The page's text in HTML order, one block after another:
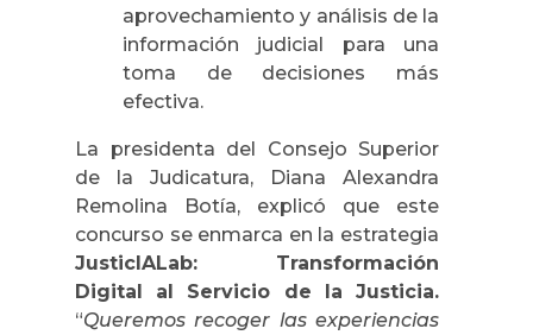
aprovechamiento y análisis de la
información judicial para una
toma de decisiones más
efectiva.
La presidenta del Consejo Superior
de la Judicatura, Diana Alexandra
Remolina Botía, explicó que este
concurso se enmarca en la estrategia
JusticIALab: Transformación
Digital al Servicio de la Justicia.
“Queremos recoger las experiencias